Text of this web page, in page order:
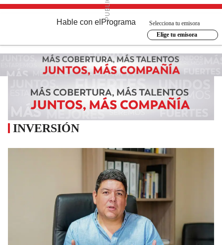
Hable con el Programa
Selecciona tu emisora
Elige tu emisora
INVERSIÓN